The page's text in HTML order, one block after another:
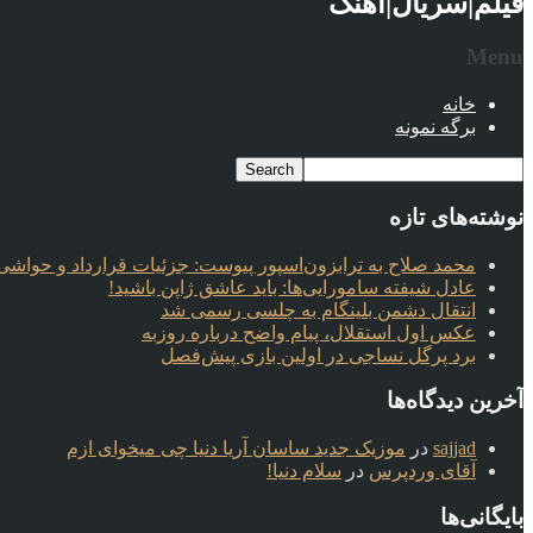
Menu
خانه
برگه نمونه
نوشته‌های تازه
محمد صلاح به ترابزون‌اسپور پیوست: جزئیات قرارداد و حواشی
عادل شیفته سامورایی‌ها: باید عاشق ژاپن باشید!
انتقال دشمن بلینگام به چلسی رسمی شد
عکس اول استقلال، پیام واضح درباره روزبه
برد پرگل نساجی در اولین بازی پیش‌فصل
آخرین دیدگاه‌ها
sajjad در موزیک جدید ساسان آریا دنیا چی میخوای ازم
آقای وردپرس در سلام دنیا!
بایگانی‌ها